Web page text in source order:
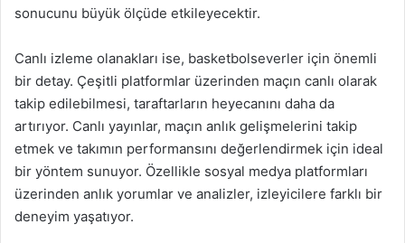
sonucunu büyük ölçüde etkileyecektir.
Canlı izleme olanakları ise, basketbolseverler için önemli
bir detay. Çeşitli platformlar üzerinden maçın canlı olarak
takip edilebilmesi, taraftarların heyecanını daha da
artırıyor. Canlı yayınlar, maçın anlık gelişmelerini takip
etmek ve takımın performansını değerlendirmek için ideal
bir yöntem sunuyor. Özellikle sosyal medya platformları
üzerinden anlık yorumlar ve analizler, izleyicilere farklı bir
deneyim yaşatıyor.